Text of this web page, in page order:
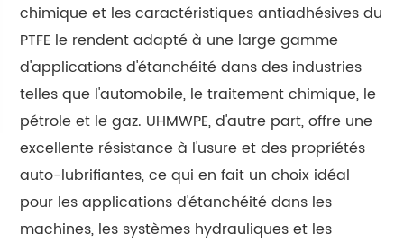
chimique et les caractéristiques antiadhésives du
PTFE le rendent adapté à une large gamme
d'applications d'étanchéité dans des industries
telles que l'automobile, le traitement chimique, le
pétrole et le gaz. UHMWPE, d'autre part, offre une
excellente résistance à l'usure et des propriétés
auto-lubrifiantes, ce qui en fait un choix idéal
pour les applications d'étanchéité dans les
machines, les systèmes hydrauliques et les